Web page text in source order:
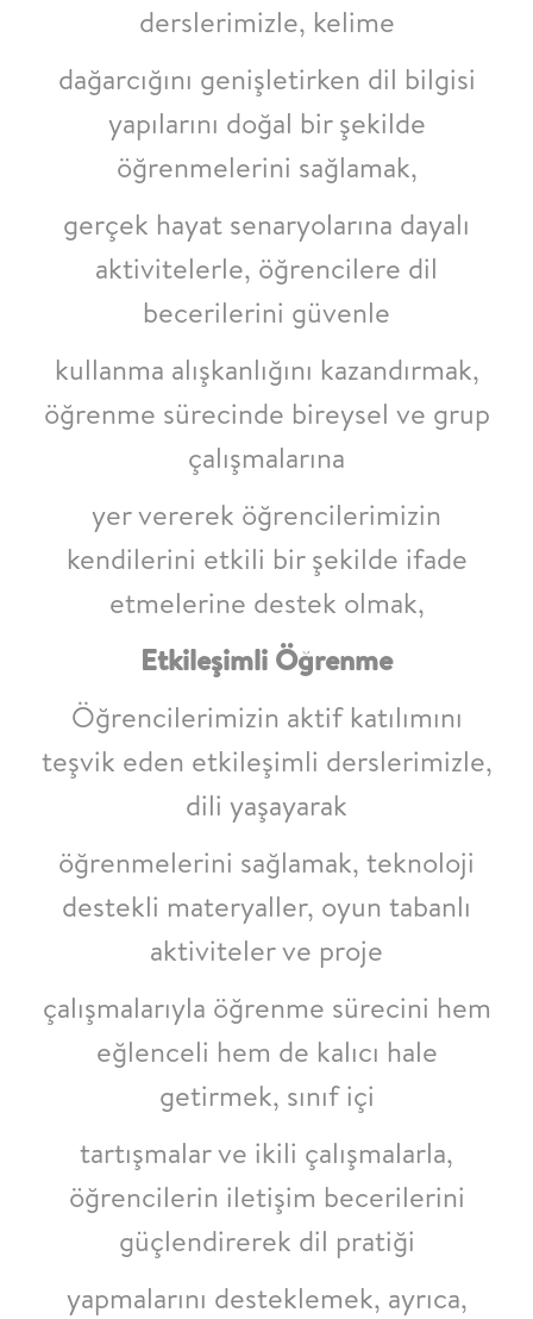
derslerimizle, kelime
dağarcığını genişletirken dil bilgisi
yapılarını doğal bir şekilde
öğrenmelerini sağlamak,
gerçek hayat senaryolarına dayalı
aktivitelerle, öğrencilere dil
becerilerini güvenle
kullanma alışkanlığını kazandırmak,
öğrenme sürecinde bireysel ve grup
çalışmalarına
yer vererek öğrencilerimizin
kendilerini etkili bir şekilde ifade
etmelerine destek olmak,
Etkileşimli Öğrenme
Öğrencilerimizin aktif katılımını
teşvik eden etkileşimli derslerimizle,
dili yaşayarak
öğrenmelerini sağlamak, teknoloji
destekli materyaller, oyun tabanlı
aktiviteler ve proje
çalışmalarıyla öğrenme sürecini hem
eğlenceli hem de kalıcı hale
getirmek, sınıf içi
tartışmalar ve ikili çalışmalarla,
öğrencilerin iletişim becerilerini
güçlendirerek dil pratiği
yapmalarını desteklemek, ayrıca,